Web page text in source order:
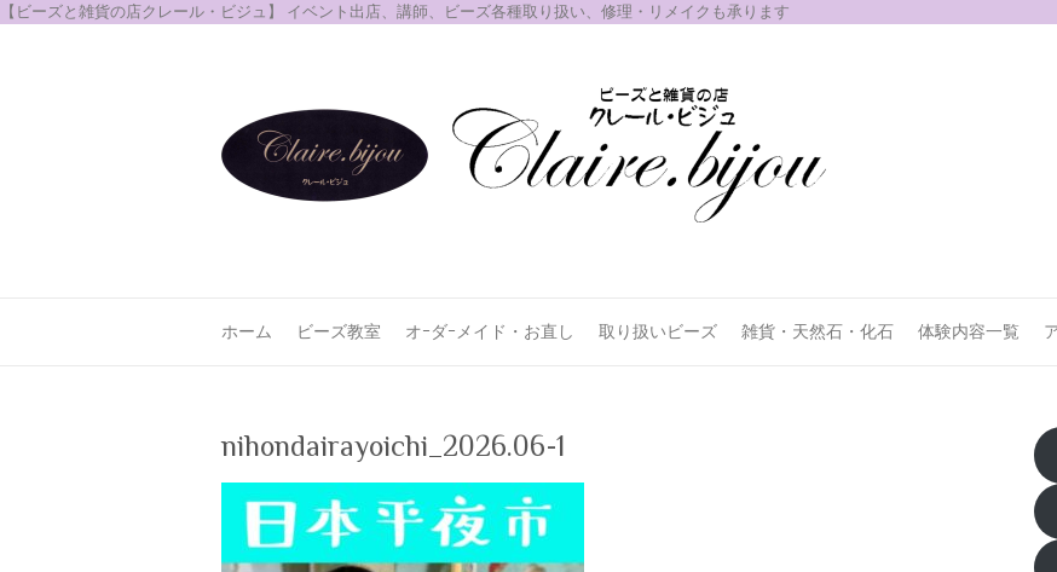
【ビーズと雑貨の店クレール・ビジュ】 イベント出店、講師、ビーズ各種取り扱い、修理・リメイクも承ります
ホーム ビーズ教室 オｰダｰメイド・お直し 取り扱いビーズ 雑貨・天然石・化石 体験内容一覧
nihondairayoichi_2026.06-1